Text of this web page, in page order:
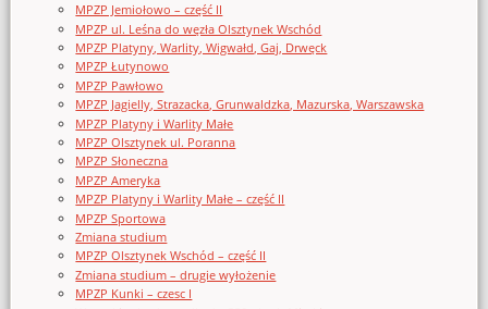
MPZP Jemiołowo – część II
MPZP ul. Leśna do węzła Olsztynek Wschód
MPZP Platyny, Warlity, Wigwałd, Gaj, Drwęck
MPZP Łutynowo
MPZP Pawłowo
MPZP Jagielly, Strazacka, Grunwaldzka, Mazurska, Warszawska
MPZP Platyny i Warlity Małe
MPZP Olsztynek ul. Poranna
MPZP Słoneczna
MPZP Ameryka
MPZP Platyny i Warlity Małe – część II
MPZP Sportowa
Zmiana studium
MPZP Olsztynek Wschód – część II
Zmiana studium – drugie wyłożenie
MPZP Kunki – czesc I